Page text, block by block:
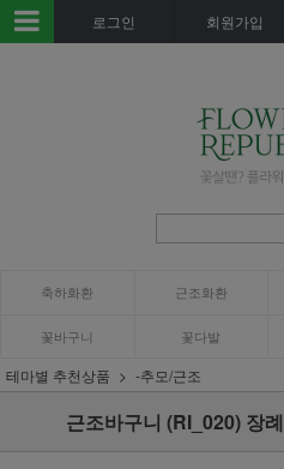
로그인 회원가입
축하화환 근조화환
꽃바구니 꽃다발
테마별 추천상품 -추모/근조
근조바구니 (RI_020) 장